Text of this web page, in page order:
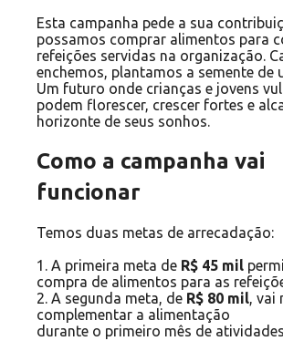
Esta campanha pede a sua
possamos comprar alimentos para
refeições servidas na organização.
enchemos, plantamos a semente de
Um futuro onde crianças e jovens
podem florescer, crescer fortes e
horizonte de seus sonhos.
Como a campanha vai
funcionar
Temos duas metas de arrecadação:
1. A primeira meta de R$ 45 mil
compra de alimentos para as
2. A segunda meta, de R$ 80 mil, vai
complementar a alimentação
durante o primeiro mês de